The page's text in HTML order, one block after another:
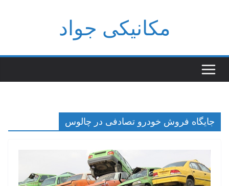
مکانیکی جواد
جایگاه فروش خودرو تصادفی در چالوس